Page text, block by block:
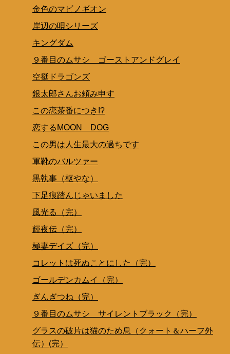
金色のマビノギオン
岸辺の唄シリーズ
キングダム
９番目のムサシ ゴーストアンドグレイ
空挺ドラゴンズ
銀太郎さんお頼み申す
この恋茶番につき!?
恋するMOON DOG
この男は人生最大の過ちです
軍靴のバルツァー
黒執事（枢やな）
下足痕踏んじゃいました
風光る（完）
輝夜伝（完）
極妻デイズ（完）
コレットは死ぬことにした（完）
ゴールデンカムイ（完）
ぎんぎつね（完）
９番目のムサシ サイレントブラック（完）
グラスの破片は猫のため息（クォート＆ハーフ外
伝）(完）